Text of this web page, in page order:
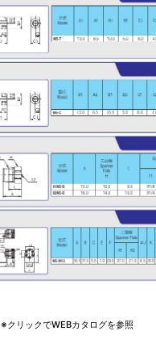
※クリックでWEBカタログを参照